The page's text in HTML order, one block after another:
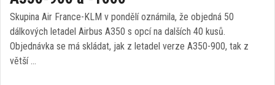
Skupina Air France-KLM v pondělí oznámila, že objedná 50
dálkových letadel Airbus A350 s opcí na dalších 40 kusů.
Objednávka se má skládat, jak z letadel verze A350-900, tak z
větší …